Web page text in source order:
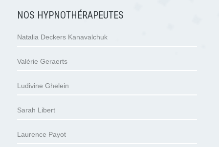
NOS HYPNOTHÉRAPEUTES
Natalia Deckers Kanavalchuk
Valérie Geraerts
Ludivine Ghelein
Sarah Libert
Laurence Payot